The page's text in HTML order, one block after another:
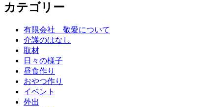
カテゴリー
有限会社 敬愛について
介護のはなし
取材
日々の様子
昼食作り
おやつ作り
イベント
外出